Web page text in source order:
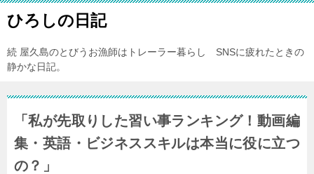
ひろしの日記
続 屋久島のとびうお漁師はトレーラー暮らし SNSに疲れたときの
静かな日記。
「私が先取りした習い事ランキング！動画編
集・英語・ビジネススキルは本当に役に立つ
の？」